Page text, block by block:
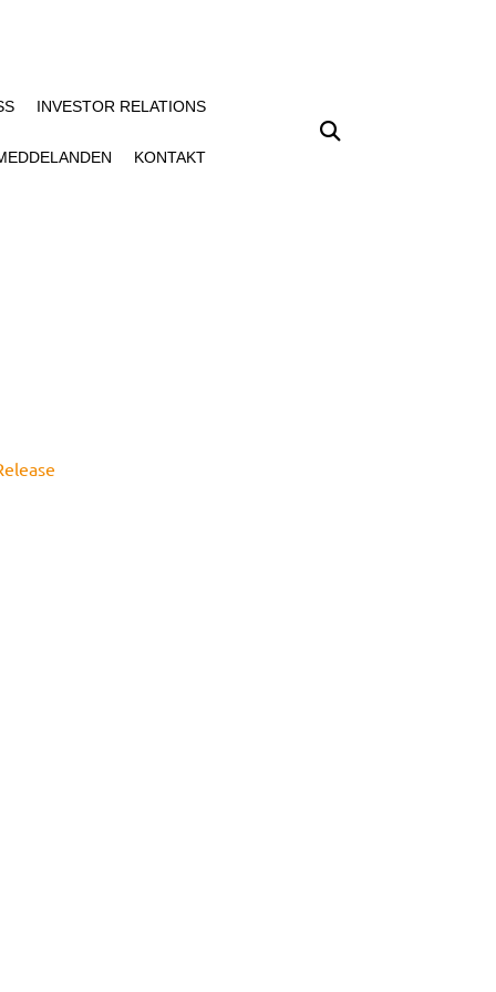
INVESTOR RELATIONS
KONTAKT